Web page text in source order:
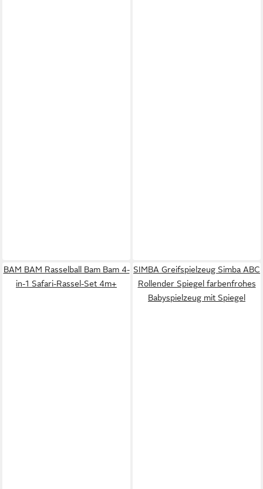
BAM BAM Rasselball Bam Bam 4-
in-1 Safari-Rassel-Set 4m+
SIMBA Greifspielzeug Simba ABC
Rollender Spiegel farbenfrohes
Babyspielzeug mit Spiegel